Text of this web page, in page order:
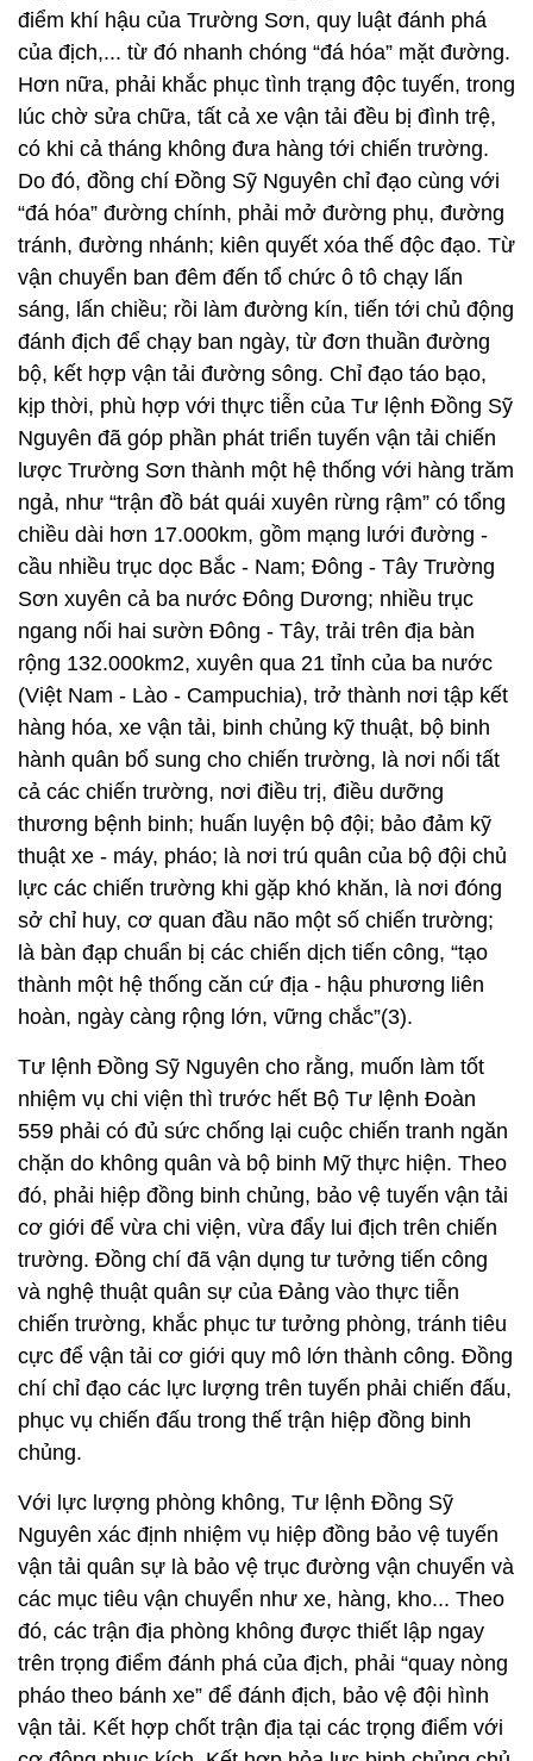
có khi cả tháng không đưa hàng tới chiến trường.
Do đó, đồng chí Đồng Sỹ Nguyên chỉ đạo cùng với
“đá hóa” đường chính, phải mở đường phụ, đường
tránh, đường nhánh; kiên quyết xóa thế độc đạo. Từ
vận chuyển ban đêm đến tổ chức ô tô chạy lấn
sáng, lấn chiều; rồi làm đường kín, tiến tới chủ động
đánh địch để chạy ban ngày, từ đơn thuần đường
bộ, kết hợp vận tải đường sông. Chỉ đạo táo bạo,
kịp thời, phù hợp với thực tiễn của Tư lệnh Đồng Sỹ
Nguyên đã góp phần phát triển tuyến vận tải chiến
lược Trường Sơn thành một hệ thống với hàng trăm
ngả, như “trận đồ bát quái xuyên rừng rậm” có tổng
chiều dài hơn 17.000km, gồm mạng lưới đường -
cầu nhiều trục dọc Bắc - Nam; Đông - Tây Trường
Sơn xuyên cả ba nước Đông Dương; nhiều trục
ngang nối hai sườn Đông - Tây, trải trên địa bàn
rộng 132.000km2, xuyên qua 21 tỉnh của ba nước
(Việt Nam - Lào - Campuchia), trở thành nơi tập kết
hàng hóa, xe vận tải, binh chủng kỹ thuật, bộ binh
hành quân bổ sung cho chiến trường, là nơi nối tất
cả các chiến trường, nơi điều trị, điều dưỡng
thương bệnh binh; huấn luyện bộ đội; bảo đảm kỹ
thuật xe - máy, pháo; là nơi trú quân của bộ đội chủ
lực các chiến trường khi gặp khó khăn, là nơi đóng
sở chỉ huy, cơ quan đầu não một số chiến trường;
là bàn đạp chuẩn bị các chiến dịch tiến công, “tạo
thành một hệ thống căn cứ địa - hậu phương liên
hoàn, ngày càng rộng lớn, vững chắc”(3).
Tư lệnh Đồng Sỹ Nguyên cho rằng, muốn làm tốt
nhiệm vụ chi viện thì trước hết Bộ Tư lệnh Đoàn
559 phải có đủ sức chống lại cuộc chiến tranh ngăn
chặn do không quân và bộ binh Mỹ thực hiện. Theo
đó, phải hiệp đồng binh chủng, bảo vệ tuyến vận tải
cơ giới để vừa chi viện, vừa đẩy lui địch trên chiến
trường. Đồng chí đã vận dụng tư tưởng tiến công
và nghệ thuật quân sự của Đảng vào thực tiễn
chiến trường, khắc phục tư tưởng phòng, tránh tiêu
cực để vận tải cơ giới quy mô lớn thành công. Đồng
chí chỉ đạo các lực lượng trên tuyến phải chiến đấu,
phục vụ chiến đấu trong thế trận hiệp đồng binh
chủng.
Với lực lượng phòng không, Tư lệnh Đồng Sỹ
Nguyên xác định nhiệm vụ hiệp đồng bảo vệ tuyến
vận tải quân sự là bảo vệ trục đường vận chuyển và
các mục tiêu vận chuyển như xe, hàng, kho... Theo
đó, các trận địa phòng không được thiết lập ngay
trên trọng điểm đánh phá của địch, phải “quay nòng
pháo theo bánh xe” để đánh địch, bảo vệ đội hình
vận tải. Kết hợp chốt trận địa tại các trọng điểm với
cơ động phục kích. Kết hợp hỏa lực binh chủng chủ
lực, kể cả tên lửa với hỏa lực tầm thấp của lực
lượng tại chỗ, tạo thành lưới lửa nhiều tầng, nhiều
vòng; nơi nào, lúc nào cũng đánh được máy bay